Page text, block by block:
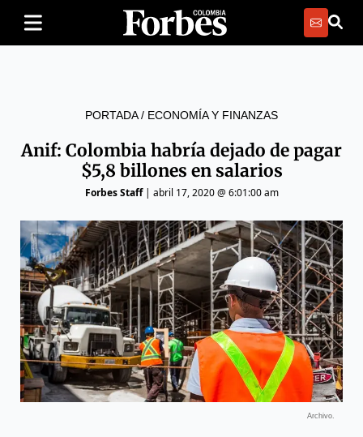
PORTADA/ ECONOMÍA Y FINANZAS
Anif: Colombia habría dejado de pagar
$5,8 billones en salarios
Forbes Staff| abril 17, 2020 @ 6:01:00 am
Archivo.